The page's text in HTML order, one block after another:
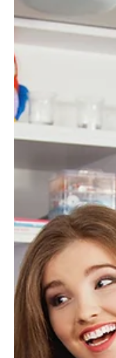
3 perc olvasás
Női vonal
Varrógéptűk
Varrógéptűk:
válasszunk?
használatát és azt
varrógéptű – vagy
kiválasztása